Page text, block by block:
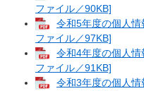
ファイル／90KB]
令和5年度の個人
ファイル／97KB]
令和4年度の個人
ファイル／91KB]
令和3年度の個人